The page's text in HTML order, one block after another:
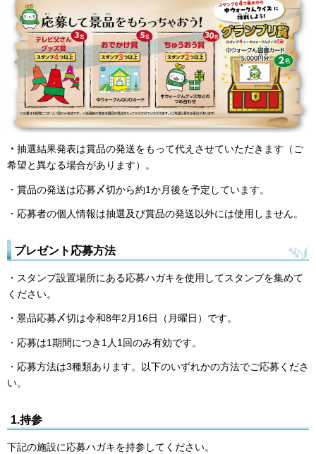
・ 抽選結果発表は賞品の発送をもって代えさせていただきます（ご
希望と異なる場合があります）。
・賞品の発送は応募〆切から約1か月後を予定しています。
・応募者の個人情報は抽選及び賞品の発送以外には使用しません。
プレゼント応募方法
・スタンプ設置場所にある応募ハガキを使用してスタンプを集めて
ください。
・景品応募〆切は令和8年2月16日（月曜日）です。
・応募は1期間につき1人1回のみ有効です。
・応募方法は3種類あります。以下のいずれかの方法でご応募くださ
い。
1.持参
下記の施設に応募ハガキを持参してください。